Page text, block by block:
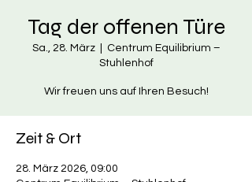
Tag der offenen Türe
Sa., 28. März
  |
Centrum Equilibrium –
Stuhlenhof
Wir freuen uns auf Ihren Besuch!
Zeit & Ort
28. März 2026, 09:00